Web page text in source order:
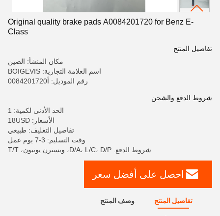
Original quality brake pads A0084201720 for Benz E-
Class
تفاصيل المنتج
مكان المنشأ: الصين
اسم العلامة التجارية: BOIGEVIS
رقم الموديل: أ0084201720
شروط الدفع والشحن
الحد الأدنى لكمية: 1
الأسعار: 18USD
تفاصيل التغليف: طبيعي
وقت التسليم: 3-7 يوم عمل
شروط الدفع: D/A، L/C، D/P، ويسترن يونيون، T/T
احصل على أفضل سعر
تفاصيل المنتج وصف المنتج